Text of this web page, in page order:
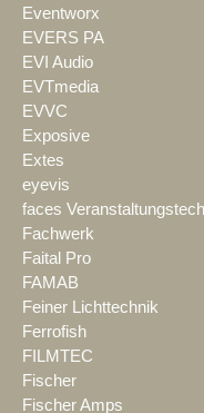
Eventworx
EVERS PA
EVI Audio
EVTmedia
EVVC
Exposive
Extes
eyevis
faces
Fachwerk
Faital Pro
FAMAB
Feiner Lichttechnik
Ferrofish
FILMTEC
Fischer
Fischer Amps